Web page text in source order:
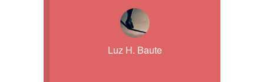
Luz H. Baute